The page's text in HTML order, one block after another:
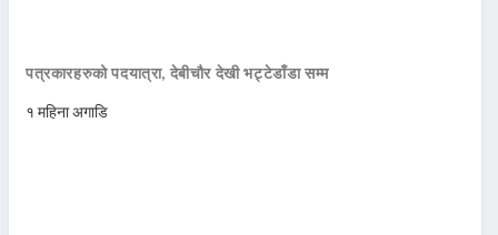
पत्रकारहरुको पदयात्रा, देबीचौर देखी भट्टेडाँडा सम्म
१ महिना अगाडि